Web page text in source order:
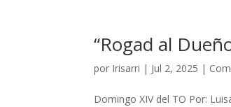
“Rogad al
por Irisarri | Jul 2, 2025 |
Domingo XIV del TO Por: